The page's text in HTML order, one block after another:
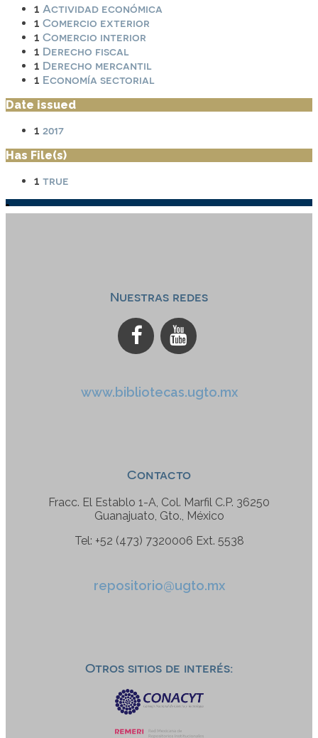
1 Actividad económica
1 Comercio exterior
1 Comercio interior
1 Derecho fiscal
1 Derecho mercantil
1 Economía sectorial
Date issued
1 2017
Has File(s)
1 true
Nuestras redes
www.bibliotecas.ugto.mx
Contacto
Fracc. El Establo 1-A, Col. Marfil C.P. 36250
Guanajuato, Gto., México
Tel: +52 (473) 7320006 Ext. 5538
repositorio@ugto.mx
Otros sitios de interés: